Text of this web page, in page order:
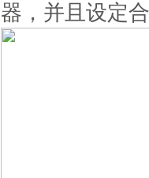
器，并且设定